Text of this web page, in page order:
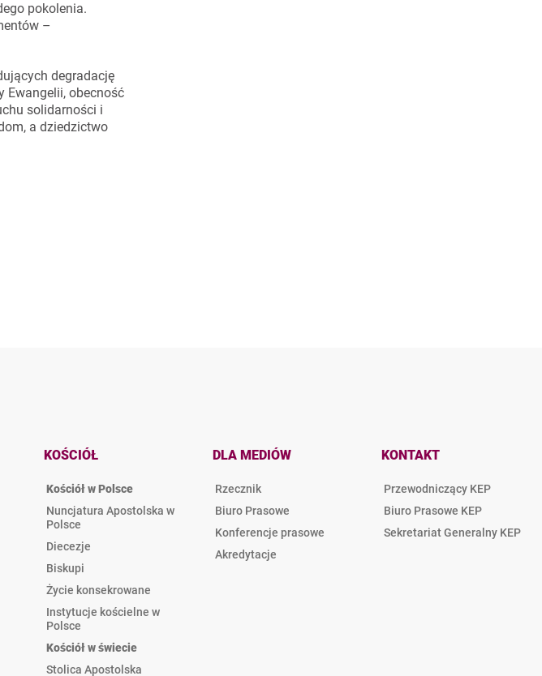
pokolenia.
–
degradację
Ewangelii, obecność
solidarności i
a dziedzictwo
KOŚCIÓŁ
Kościół w Polsce
Nuncjatura Apostolska w
Polsce
Diecezje
Biskupi
Życie konsekrowane
Instytucje kościelne w
Polsce
Kościół w świecie
Stolica Apostolska
DLA MEDIÓW
Rzecznik
Biuro Prasowe
Konferencje prasowe
Akredytacje
KONTAKT
Przewodniczący KEP
Biuro Prasowe KEP
Sekretariat Generalny KEP